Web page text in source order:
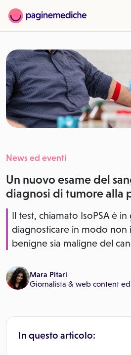
News ed eventi
Un nuovo esame del
diagnosi di tumore alla
Il test, chiamato IsoPSA è
diagnosticare in modo non
benigne sia maligne del
Mara Pitari
Giornalista & web content
In questo articolo: